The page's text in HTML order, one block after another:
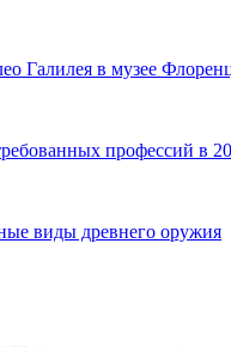
Галилея в музее
профессий в
виды древнего оружия